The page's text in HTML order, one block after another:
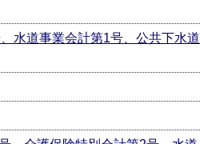
水道事業会計第1号、公共下水道